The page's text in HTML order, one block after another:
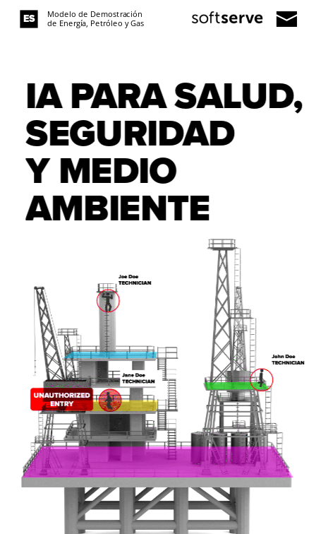
IA PARA SALUD,
SEGURIDAD
Y MEDIO
AMBIENTE
EN
ES